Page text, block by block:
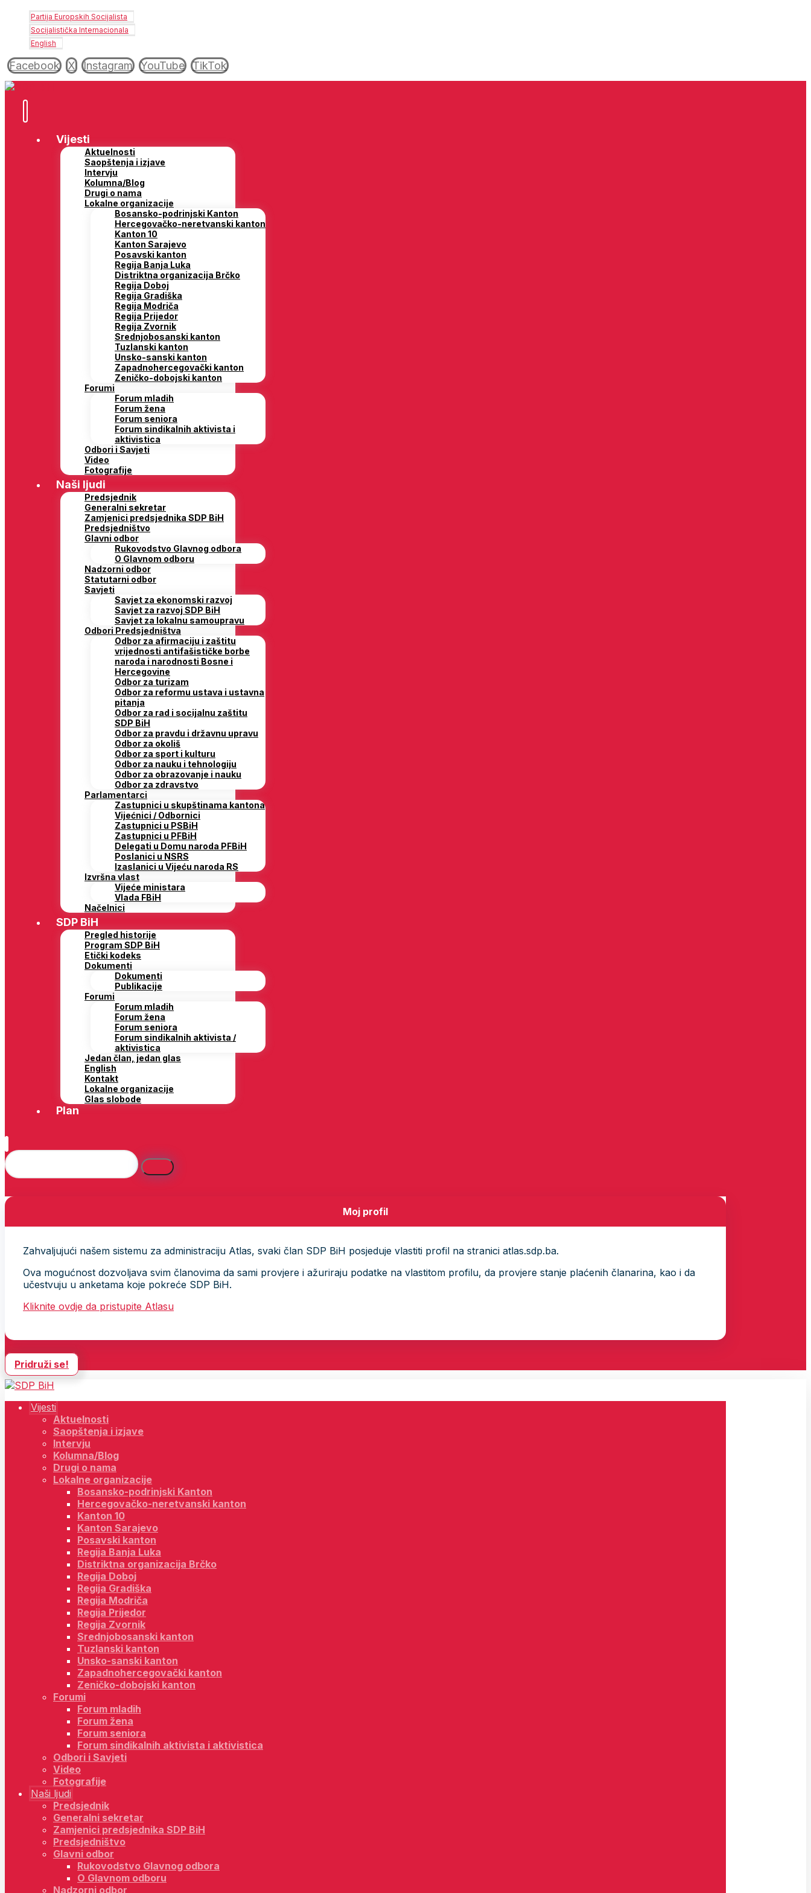
Partija Europskih Socijalista
Socijalistička Internacionala
English
Facebook X Instagram YouTube TikTok
Vijesti
Aktuelnosti
Saopštenja i izjave
Intervju
Kolumna/Blog
Drugi o nama
Lokalne organizacije
Bosansko-podrinjski Kanton
Hercegovačko-neretvanski kanton
Kanton 10
Kanton Sarajevo
Posavski kanton
Regija Banja Luka
Distriktna organizacija Brčko
Regija Doboj
Regija Gradiška
Regija Modriča
Regija Prijedor
Regija Zvornik
Srednjobosanski kanton
Tuzlanski kanton
Unsko-sanski kanton
Zapadnohercegovački kanton
Zeničko-dobojski kanton
Forumi
Forum mladih
Forum žena
Forum seniora
Forum sindikalnih aktivista i
aktivistica
Odbori i Savjeti
Video
Fotografije
Naši ljudi
Predsjednik
Generalni sekretar
Zamjenici predsjednika SDP BiH
Predsjedništvo
Glavni odbor
Rukovodstvo Glavnog odbora
O Glavnom odboru
Nadzorni odbor
Statutarni odbor
Savjeti
Savjet za ekonomski razvoj
Savjet za razvoj SDP BiH
Savjet za lokalnu samoupravu
Odbori Predsjedništva
Odbor za afirmaciju i zaštitu
vrijednosti antifašističke borbe
naroda i narodnosti Bosne i
Hercegovine
Odbor za turizam
Odbor za reformu ustava i ustavna
pitanja
Odbor za rad i socijalnu zaštitu
SDP BiH
Odbor za pravdu i državnu upravu
Odbor za okoliš
Odbor za sport i kulturu
Odbor za nauku i tehnologiju
Odbor za obrazovanje i nauku
Odbor za zdravstvo
Parlamentarci
Zastupnici u skupštinama kantona
Vijećnici / Odbornici
Zastupnici u PSBiH
Zastupnici u PFBiH
Delegati u Domu naroda PFBiH
Poslanici u NSRS
Izaslanici u Vijeću naroda RS
Izvršna vlast
Vijeće ministara
Vlada FBiH
Načelnici
SDP BiH
Pregled historije
Program SDP BiH
Etički kodeks
Dokumenti
Dokumenti
Publikacije
Forumi
Forum mladih
Forum žena
Forum seniora
Forum sindikalnih aktivista /
aktivistica
Jedan član, jedan glas
English
Kontakt
Lokalne organizacije
Glas slobode
Plan
Moj profil
Zahvaljujući našem sistemu za administraciju Atlas, svaki član SDP BiH posjeduje vlastiti profil na stranici atlas.sdp.ba.
Ova mogućnost dozvoljava svim članovima da sami provjere i ažuriraju podatke na vlastitom profilu, da provjere stanje plaćenih članarina, kao i da
učestvuju u anketama koje pokreće SDP BiH.
Kliknite ovdje da pristupite Atlasu
Pridruži se!
Vijesti
Aktuelnosti
Saopštenja i izjave
Intervju
Kolumna/Blog
Drugi o nama
Lokalne organizacije
Bosansko-podrinjski Kanton
Hercegovačko-neretvanski kanton
Kanton 10
Kanton Sarajevo
Posavski kanton
Regija Banja Luka
Distriktna organizacija Brčko
Regija Doboj
Regija Gradiška
Regija Modriča
Regija Prijedor
Regija Zvornik
Srednjobosanski kanton
Tuzlanski kanton
Unsko-sanski kanton
Zapadnohercegovački kanton
Zeničko-dobojski kanton
Forumi
Forum mladih
Forum žena
Forum seniora
Forum sindikalnih aktivista i aktivistica
Odbori i Savjeti
Video
Fotografije
Naši ljudi
Predsjednik
Generalni sekretar
Zamjenici predsjednika SDP BiH
Predsjedništvo
Glavni odbor
Rukovodstvo Glavnog odbora
O Glavnom odboru
Nadzorni odbor